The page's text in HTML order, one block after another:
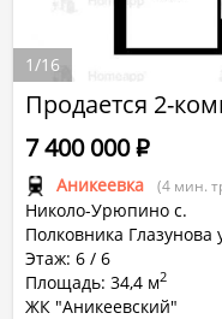
Продается 2-
Аникеевка (4 мин.
Николо-Урюпино с.
Полковника Глазунова
Этаж: 6 / 6
Площадь: 34,4 м2
ЖК "Аникеевский"
7 400 000Р
1/16